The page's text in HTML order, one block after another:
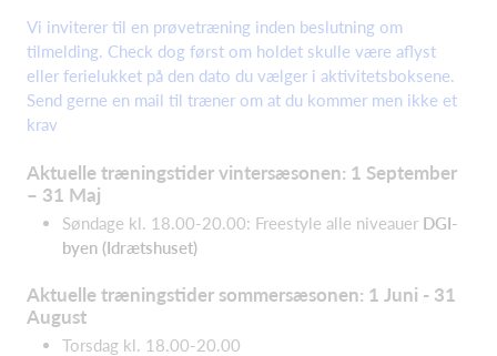
Vi inviterer til en prøvetræning inden beslutning om
tilmelding. Check dog først om holdet skulle være aflyst
eller ferielukket på den dato du vælger i aktivitetsboksene.
Send gerne en mail til træner om at du kommer men ikke et
krav
Aktuelle træningstider vintersæsonen: 1 September
– 31 Maj
Søndage kl. 18.00-20.00: Freestyle alle niveauer DGI-
byen (Idrætshuset)
Aktuelle træningstider sommersæsonen: 1 Juni - 31
August
Torsdag kl. 18.00-20.00